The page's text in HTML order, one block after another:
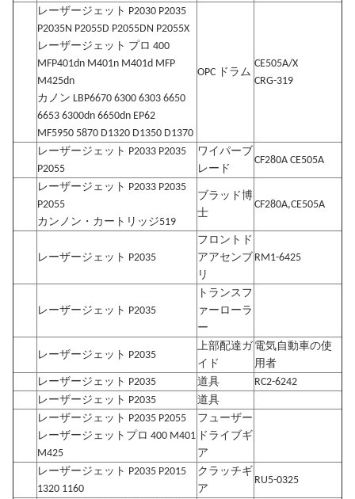
レーザージェット P2030 P2035
P2035N P2055D P2055DN P2055X
レーザージェット プロ 400
MFP401dn M401n M401d MFP
M425dn
カノン LBP6670 6300 6303 6650
6653 6300dn 6650dn EP62
MF5950 5870 D1320 D1350 D1370
OPC ドラム
CE505A/X
CRG-319
レーザージェット P2033 P2035
P2055
ワイパーブ
レード
CF280A CE505A
レーザージェット P2033 P2035
P2055
カンノン・カートリッジ519
ブラッド博
士
CF280A,CE505A
レーザージェット P2035
フロントド
アアセンブ
リ
RM1-6425
レーザージェット P2035
トランスフ
ァーローラ
ー
レーザージェット P2035
上部配達ガ
イド
電気自動車の使
用者
レーザージェット P2035
道具
RC2-6242
レーザージェット P2035
道具
レーザージェット P2035 P2055
レーザージェットプロ 400 M401
M425
フューザー
ドライブギ
ア
レーザージェット P2035 P2015
1320 1160
クラッチギ
ア
RU5-0325